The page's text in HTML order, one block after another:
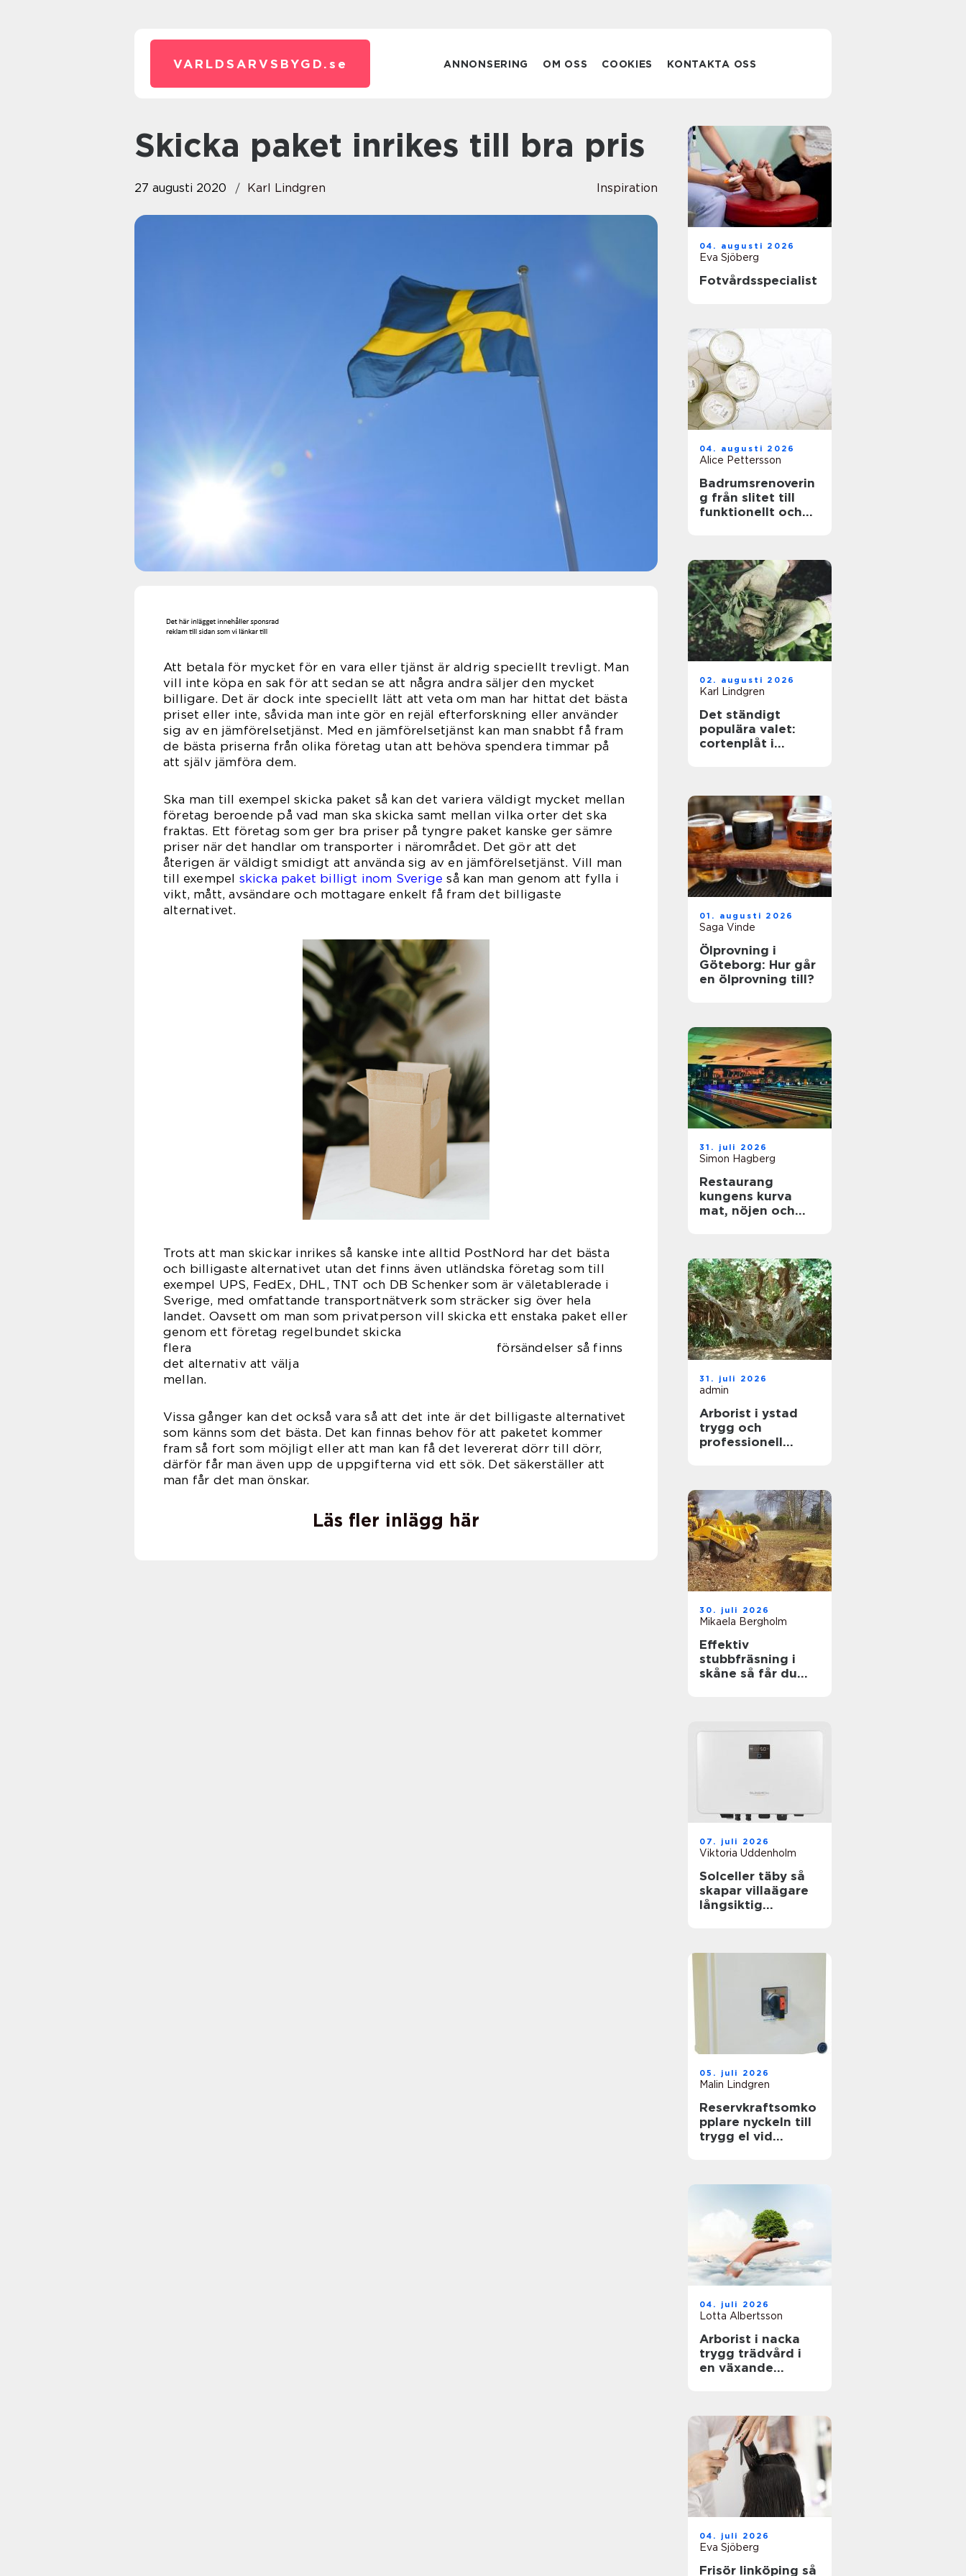
VARLDSARVSBYGD. se ANNONSERING OM OSS COOKIES KONTAKTA OSS
Skicka paket inrikes till bra pris
27 augusti 2020 Karl Lindgren Inspiration
Att betala för mycket för en vara eller tjänst är aldrig speciellt trevligt. Man
vill inte köpa en sak för att sedan se att några andra säljer den mycket
billigare. Det är dock inte speciellt lätt att veta om man har hittat det bästa
priset eller inte, såvida man inte gör en rejäl efterforskning eller använder
sig av en jämförelsetjänst. Med en jämförelsetjänst kan man snabbt få fram
de bästa priserna från olika företag utan att behöva spendera timmar på
att själv jämföra dem.
Ska man till exempel skicka paket så kan det variera väldigt mycket mellan
företag beroende på vad man ska skicka samt mellan vilka orter det ska
fraktas. Ett företag som ger bra priser på tyngre paket kanske ger sämre
priser när det handlar om transporter i närområdet. Det gör att det
återigen är väldigt smidigt att använda sig av en jämförelsetjänst. Vill man
till exempel skicka paket billigt inom Sverige så kan man genom att fylla i
vikt, mått, avsändare och mottagare enkelt få fram det billigaste
alternativet.
Trots att man skickar inrikes så kanske inte alltid PostNord har det bästa
och billigaste alternativet utan det finns även utländska företag som till
exempel UPS, FedEx, DHL, TNT och DB Schenker som är väletablerade i
Sverige, med omfattande transportnätverk som sträcker sig över hela
landet. Oavsett om man som privatperson vill skicka ett enstaka paket eller
genom ett företag regelbundet skicka
flera försändelser så finns
det alternativ att välja
mellan.
Vissa gånger kan det också vara så att det inte är det billigaste alternativet
som känns som det bästa. Det kan finnas behov för att paketet kommer
fram så fort som möjligt eller att man kan få det levererat dörr till dörr,
därför får man även upp de uppgifterna vid ett sök. Det säkerställer att
man får det man önskar.
Läs fler inlägg här
04. augusti 2026
Eva Sjöberg
Fotvårdsspecialist
04. augusti 2026
Alice Pettersson
Badrumsrenoverin
g från slitet till
funktionellt och
02. augusti 2026
Karl Lindgren
Det ständigt
populära valet:
cortenplåt i
01. augusti 2026
Saga Vinde
Ölprovning i
Göteborg: Hur går
en ölprovning till?
31. juli 2026
Simon Hagberg
Restaurang
kungens kurva
mat, nöjen och
31. juli 2026
admin
Arborist i ystad
trygg och
professionell
30. juli 2026
Mikaela Bergholm
Effektiv
stubbfräsning i
skåne så får du
07. juli 2026
Viktoria Uddenholm
Solceller täby så
skapar villaägare
långsiktig
05. juli 2026
Malin Lindgren
Reservkraftsomko
pplare nyckeln till
trygg el vid
04. juli 2026
Lotta Albertsson
Arborist i nacka
trygg trädvård i
en växande
04. juli 2026
Eva Sjöberg
Frisör linköping så